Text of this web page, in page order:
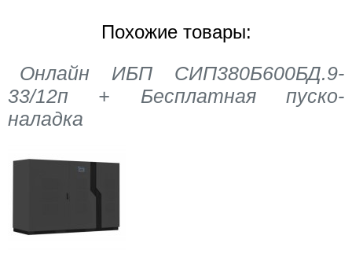
Похожие товары:
Онлайн ИБП СИП380Б600БД.9-
33/12п + Бесплатная пуско-
наладка